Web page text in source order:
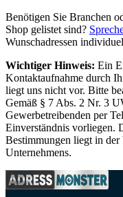
Benötigen Sie Branchen
Shop gelistet sind?
Wunschadressen
Wichtiger Hinweis: Ein
Kontaktaufnahme durch
liegt uns nicht vor. Bitte
Gemäß § 7 Abs. 2 Nr. 3
Gewerbetreibenden per
Einverständnis vorliegen.
Bestimmungen liegt in der
Unternehmens.